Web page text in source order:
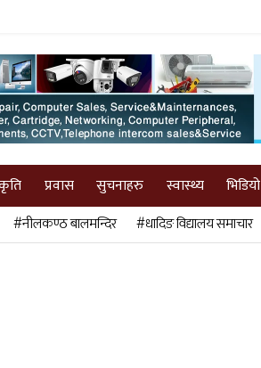
प्रवास सुचनाहरु स्वास्थ्य भिडियो
#नीलकण्ठ बालमन्दिर #धादिङ विद्यालय समाचार